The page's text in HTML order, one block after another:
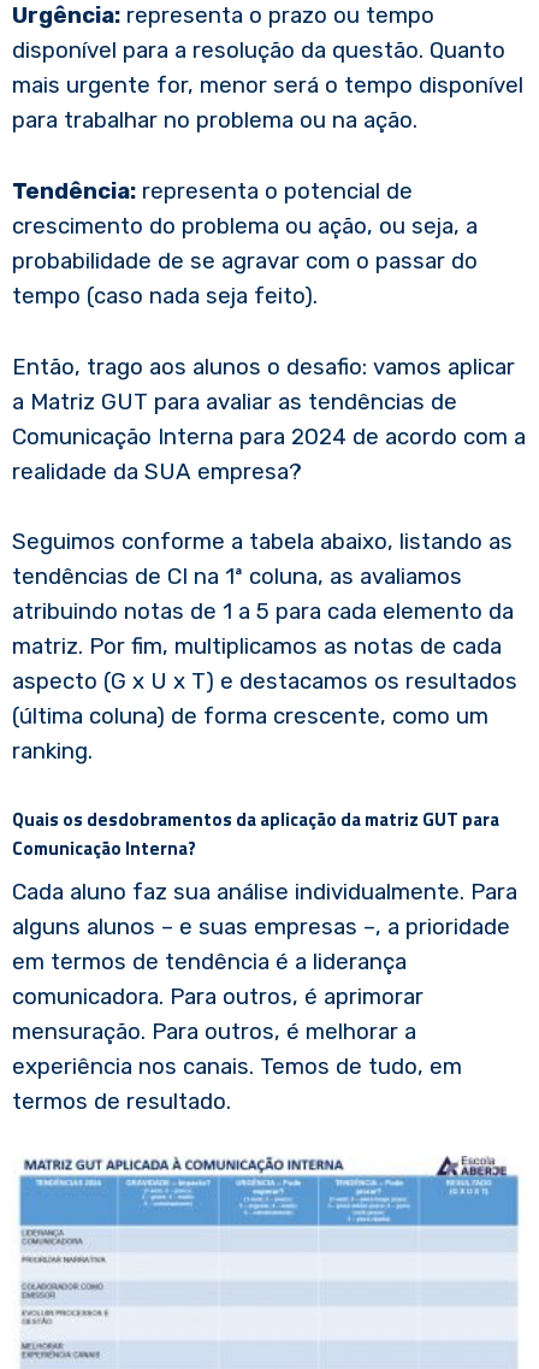
Urgência: representa o prazo ou tempo
disponível para a resolução da questão. Quanto
mais urgente for, menor será o tempo disponível
para trabalhar no problema ou na ação.
Tendência: representa o potencial de
crescimento do problema ou ação, ou seja, a
probabilidade de se agravar com o passar do
tempo (caso nada seja feito).
Então, trago aos alunos o desafio: vamos aplicar
a Matriz GUT para avaliar as tendências de
Comunicação Interna para 2024 de acordo com a
realidade da SUA empresa?
Seguimos conforme a tabela abaixo, listando as
tendências de CI na 1ª coluna, as avaliamos
atribuindo notas de 1 a 5 para cada elemento da
matriz. Por fim, multiplicamos as notas de cada
aspecto (G x U x T) e destacamos os resultados
(última coluna) de forma crescente, como um
ranking.
Quais os desdobramentos da aplicação da matriz GUT para
Comunicação Interna?
Cada aluno faz sua análise individualmente. Para
alguns alunos – e suas empresas –, a prioridade
em termos de tendência é a liderança
comunicadora. Para outros, é aprimorar
mensuração. Para outros, é melhorar a
experiência nos canais. Temos de tudo, em
termos de resultado.